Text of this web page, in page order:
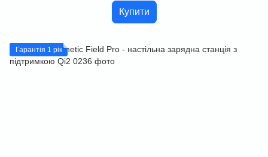
Купити
Гарантія 1 рік